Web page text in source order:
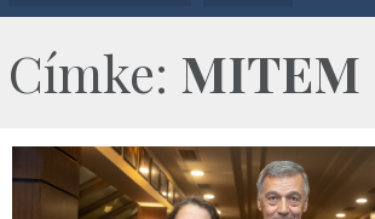
Címke: MITEM